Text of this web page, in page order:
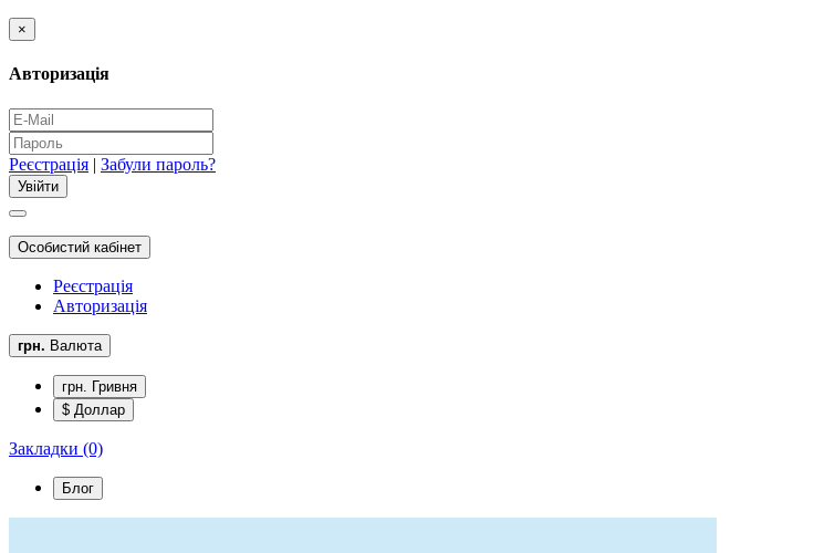
×
Авторизація
Реєстрація | Забули пароль?
Особистий кабінет
Реєстрація
Авторизація
грн. Валюта
грн. Гривня
$ Доллар
Закладки (0)
Блог